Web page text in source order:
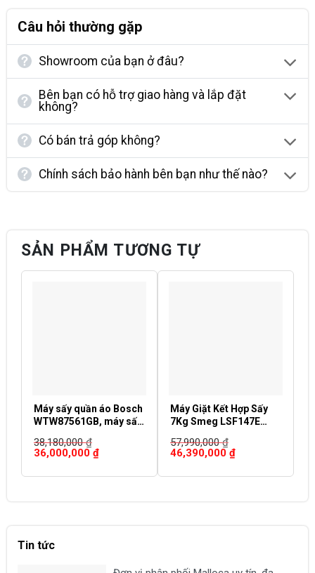
Câu hỏi thường gặp
Showroom của bạn ở đâu?
Bên bạn có hỗ trợ giao hàng và lắp đặt
không?
Có bán trả góp không?
Chính sách bảo hành bên bạn như thế nào?
SẢN PHẨM TƯƠNG TỰ
Máy sấy quần áo Bosch
WTW87561GB, máy sấy
Kg
38,180,000₫
Giá
là:
36,000,000 ₫Giá
tại
Máy Giặt Kết Hợp Sấy
7Kg Smeg LSF147E
57,990,000₫
Giá
là:
46,390,000 ₫Giá
tại
Tin tức